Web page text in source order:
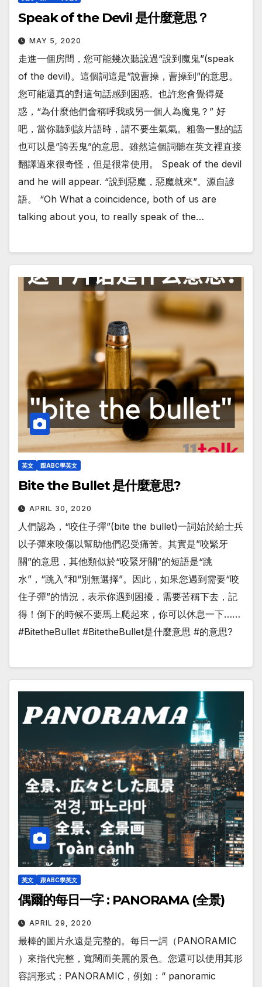
Speak of the Devil 是什麼意思？
MAY 5, 2020
走進一個房間，您可能幾次聽說過“說到魔鬼”(speak
of the devil)。這個詞這是”說曹操，曹操到”的意思。
您可能還真的對這句話感到困惑。也許您會覺得疑
惑，“為什麼他們會稱呼我或另一個人為魔鬼？” 好
吧，當你聽到該片語時，請不要生氣氣。粗魯一點的話
也可以是”誇丟鬼”的意思。雖然這個詞聽在英文裡直接
翻譯過來很奇怪，但是很常使用。 Speak of the devil
and he will appear. “說到惡魔，惡魔就來”。源自諺
語。 “Oh What a coincidence, both of us are
talking about you, to really speak of the…
英文 跟ABC學英文
Bite the Bullet 是什麼意思?
APRIL 30, 2020
人們認為，“咬住子彈”(bite the bullet)一詞始於給士兵
以子彈來咬傷以幫助他們忍受痛苦。其實是”咬緊牙
關”的意思，其他類似於“咬緊牙關”的短語是“跳
水”，“跳入”和“別無選擇”。因此，如果您遇到需要“咬
住子彈”的情況，表示你遇到困擾，需要苦稱下去，記
得！倒下的時候不要馬上爬起來，你可以休息一下……
#BitetheBullet #BitetheBullet是什麼意思 #的意思?
英文 跟ABC學英文
偶爾的每日一字 : PANORAMA (全景)
APRIL 29, 2020
最棒的圖片永遠是完整的。每日一詞（PANORAMIC
）來指代完整，寬闊而美麗的景色。您還可以使用其形
容詞形式：PANORAMIC，例如：“ panoramic